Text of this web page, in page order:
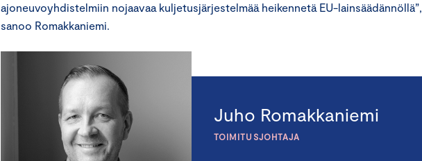
ajoneuvoyhdistelmiin nojaavaa kuljetusjärjestelmää heikennetä EU-lainsäädännöllä”,
sanoo Romakkaniemi.
Juho Romakkaniemi
TOIMITUSJOHTAJA